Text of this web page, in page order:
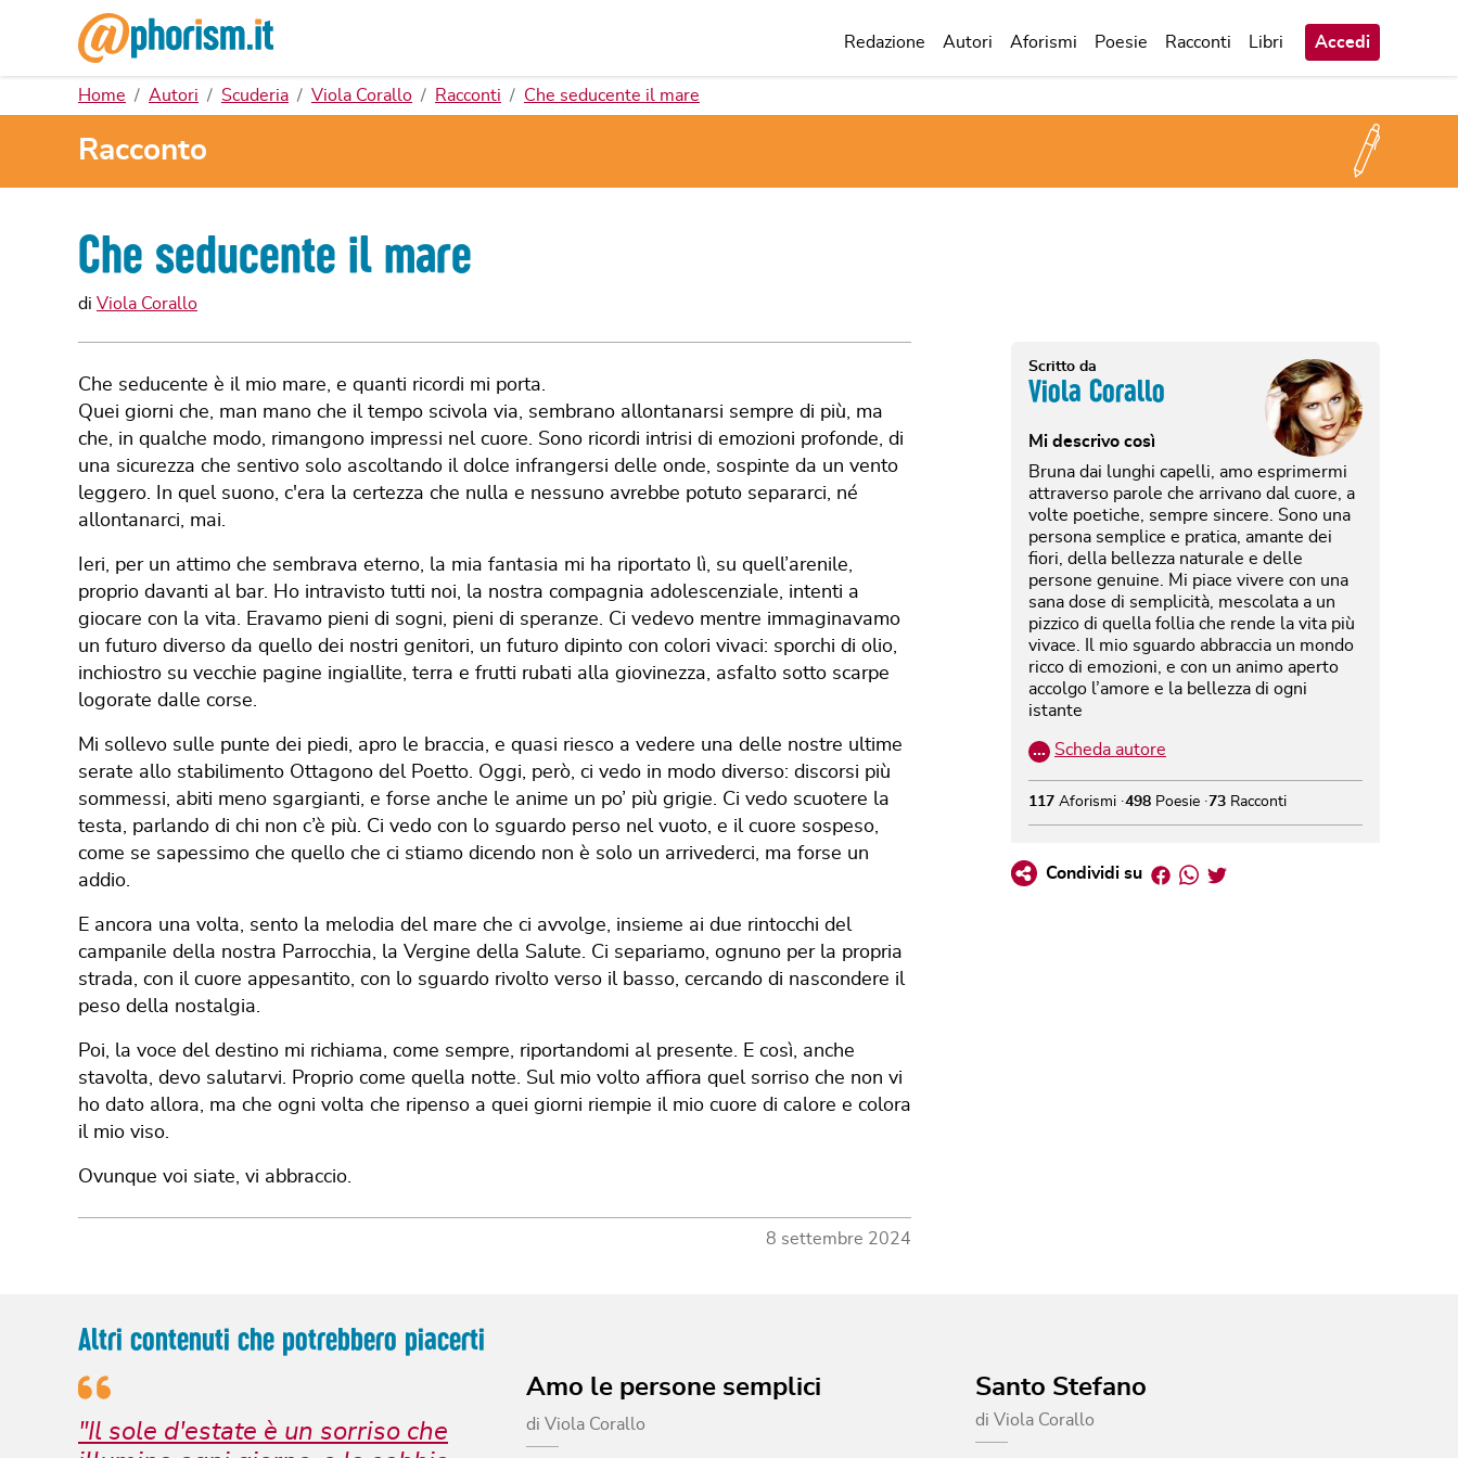
Redazione Autori Aforismi Poesie Racconti Libri Accedi
Home Autori Scuderia Viola Corallo Racconti Che seducente il mare
Racconto
Che seducente il mare
di Viola Corallo
Che seducente è il mio mare, e quanti ricordi mi porta.
Quei giorni che, man mano che il tempo scivola via, sembrano allontanarsi sempre di più, ma
che, in qualche modo, rimangono impressi nel cuore. Sono ricordi intrisi di emozioni profonde, di
una sicurezza che sentivo solo ascoltando il dolce infrangersi delle onde, sospinte da un vento
leggero. In quel suono, c'era la certezza che nulla e nessuno avrebbe potuto separarci, né
allontanarci, mai.
Ieri, per un attimo che sembrava eterno, la mia fantasia mi ha riportato lì, su quell’arenile,
proprio davanti al bar. Ho intravisto tutti noi, la nostra compagnia adolescenziale, intenti a
giocare con la vita. Eravamo pieni di sogni, pieni di speranze. Ci vedevo mentre immaginavamo
un futuro diverso da quello dei nostri genitori, un futuro dipinto con colori vivaci: sporchi di olio,
inchiostro su vecchie pagine ingiallite, terra e frutti rubati alla giovinezza, asfalto sotto scarpe
logorate dalle corse.
Mi sollevo sulle punte dei piedi, apro le braccia, e quasi riesco a vedere una delle nostre ultime
serate allo stabilimento Ottagono del Poetto. Oggi, però, ci vedo in modo diverso: discorsi più
sommessi, abiti meno sgargianti, e forse anche le anime un po’ più grigie. Ci vedo scuotere la
testa, parlando di chi non c’è più. Ci vedo con lo sguardo perso nel vuoto, e il cuore sospeso,
come se sapessimo che quello che ci stiamo dicendo non è solo un arrivederci, ma forse un
addio.
E ancora una volta, sento la melodia del mare che ci avvolge, insieme ai due rintocchi del
campanile della nostra Parrocchia, la Vergine della Salute. Ci separiamo, ognuno per la propria
strada, con il cuore appesantito, con lo sguardo rivolto verso il basso, cercando di nascondere il
peso della nostalgia.
Poi, la voce del destino mi richiama, come sempre, riportandomi al presente. E così, anche
stavolta, devo salutarvi. Proprio come quella notte. Sul mio volto affiora quel sorriso che non vi
ho dato allora, ma che ogni volta che ripenso a quei giorni riempie il mio cuore di calore e colora
il mio viso.
Ovunque voi siate, vi abbraccio.
8 settembre 2024
Scritto da
Viola Corallo
Mi descrivo così
Bruna dai lunghi capelli, amo esprimermi
attraverso parole che arrivano dal cuore, a
volte poetiche, sempre sincere. Sono una
persona semplice e pratica, amante dei
fiori, della bellezza naturale e delle
persone genuine. Mi piace vivere con una
sana dose di semplicità, mescolata a un
pizzico di quella follia che rende la vita più
vivace. Il mio sguardo abbraccia un mondo
ricco di emozioni, e con un animo aperto
accolgo l’amore e la bellezza di ogni
istante
… Scheda autore
117 Aforismi 498 Poesie 73 Racconti
Condividi su Facebook
Whatsapp
Twitter
Altri contenuti che potrebbero piacerti
"Il sole d'estate è un sorriso che
Amo le persone semplici
diViola Corallo
Santo Stefano
di Viola Corallo